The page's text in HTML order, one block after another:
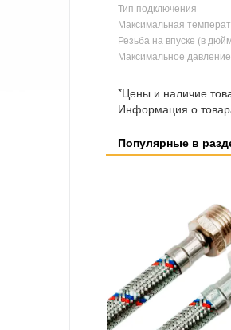
Тип подключения
Максимальная
Резьба на впуске (в
Максимальное
*Цены и наличие
Информация о
Популярные в